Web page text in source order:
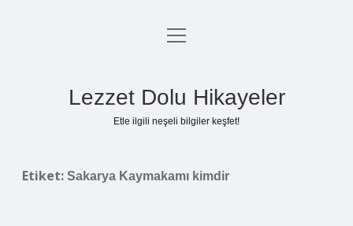
Anasayfa
menüyü
Lezzet Dolu Hikayeler
Etle ilgili neşeli bilgiler keşfet!
Etiket: Sakarya Kaymakamı kimdir